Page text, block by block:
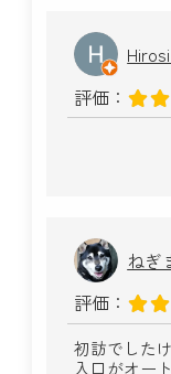
評価：
ねぎ
評価：
初訪でした
入口がオー